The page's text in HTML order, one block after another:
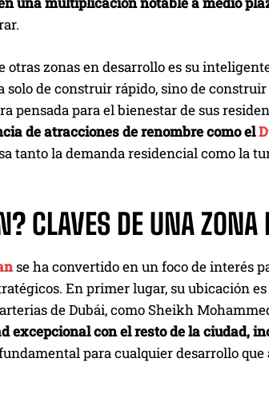
otras zonas en desarrollo es su
solo de construir rápido, sino de
pensada para el bienestar de sus
de atracciones de renombre como el
tanto la demanda residencial como la
CLAVES DE UNA
se ha convertido en un foco de interés
En primer lugar, su ubicación
de Dubái, como Sheikh
excepcional con el resto de la ciudad,
para cualquier desarrollo